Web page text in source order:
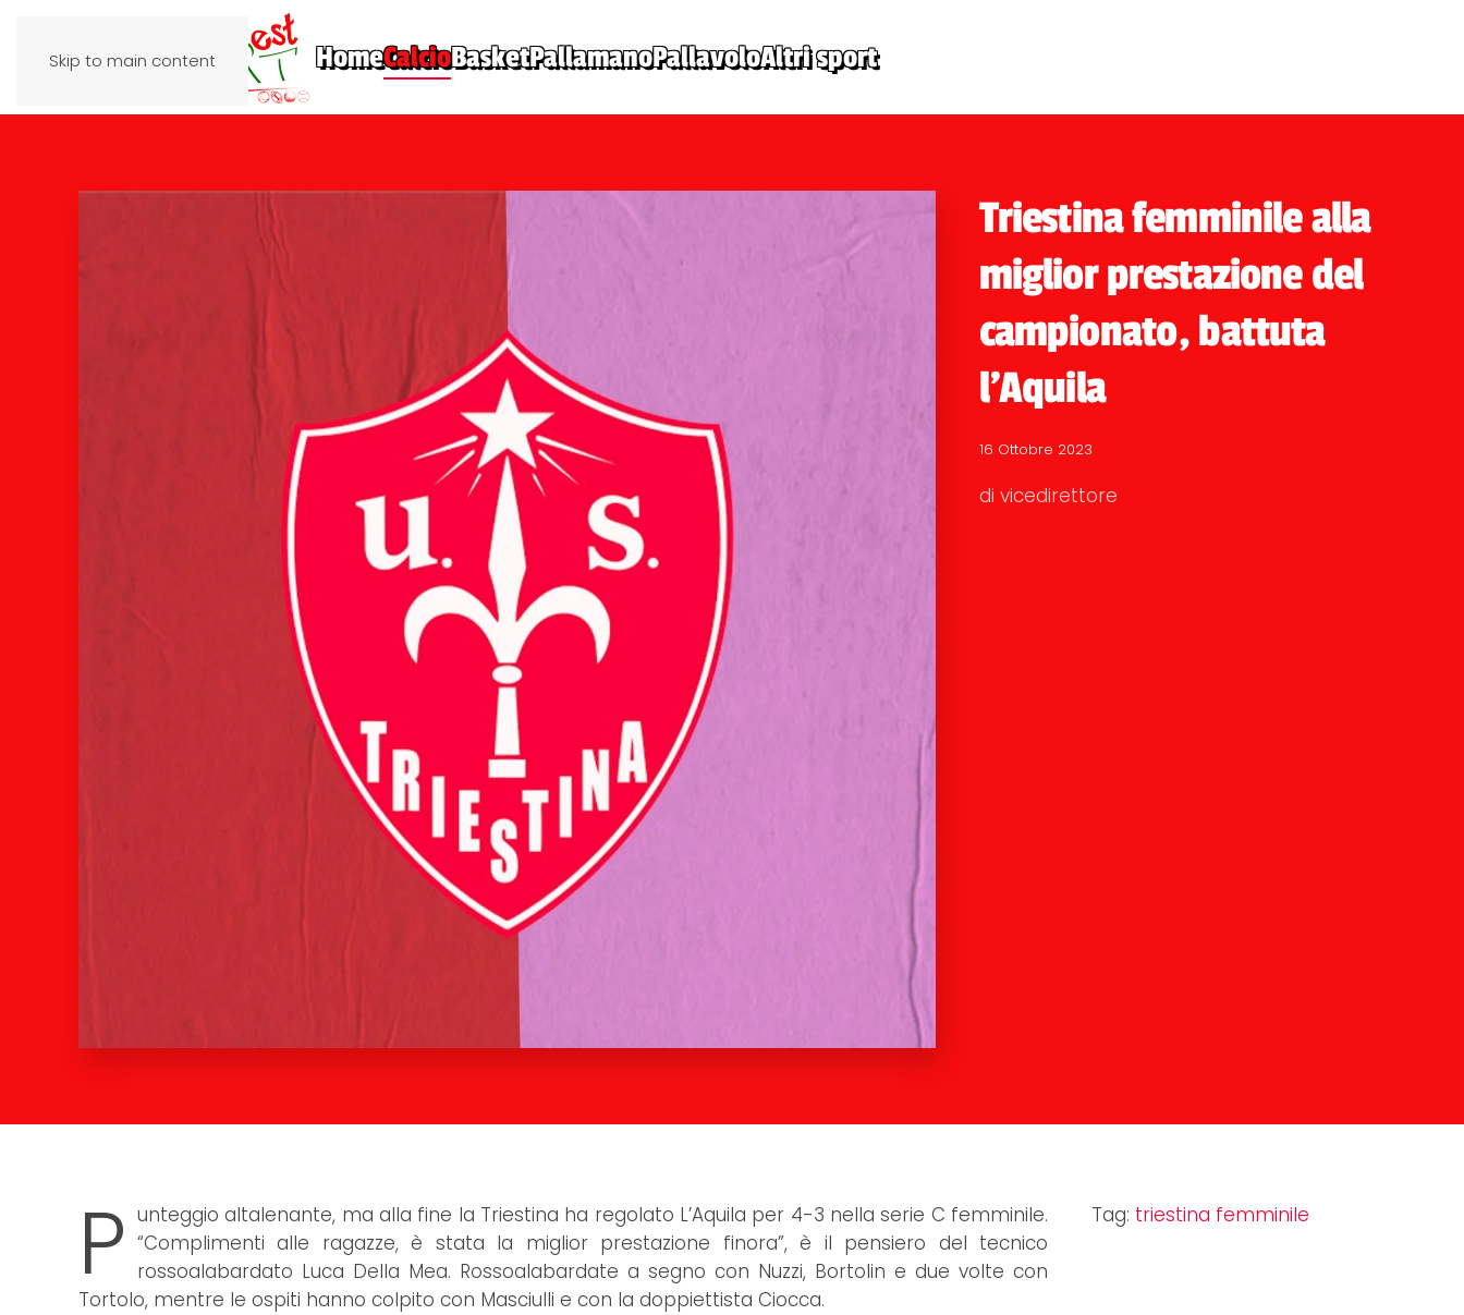
Skip to main content HomeCalcioBasketPallamanoPallavoloAltri sport
Triestina femminile alla
miglior prestazione del
campionato, battuta
l'Aquila
16 Ottobre 2023
di vicedirettore
P unteggio altalenante, ma alla fine la Triestina ha regolato L’Aquila per 4-3 nella serie C femminile.
“Complimenti alle ragazze, è stata la miglior prestazione finora”, è il pensiero del tecnico
rossoalabardato Luca Della Mea. Rossoalabardate a segno con Nuzzi, Bortolin e due volte con
Tortolo, mentre le ospiti hanno colpito con Masciulli e con la doppiettista Ciocca.
Tag: triestina femminile